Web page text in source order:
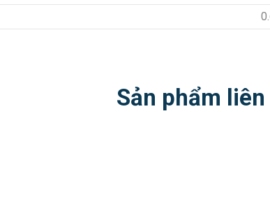
Sản phẩm liên